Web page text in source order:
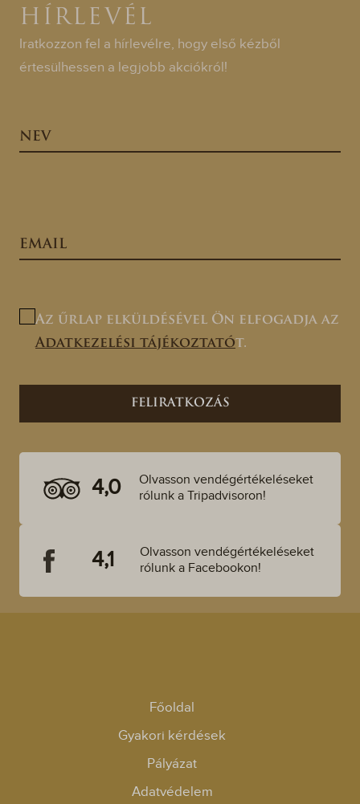
HÍRLEVÉL
Iratkozzon fel a hírlevélre, hogy első kézből
értesülhessen a legjobb akciókról!
Az űrlap elküldésével Ön elfogadja az
Adatkezelési tájékoztatót.
4,0
Olvasson vendégértékeléseket
rólunk a Tripadvisoron!
4,1
Olvasson vendégértékeléseket
rólunk a Facebookon!
Főoldal
Gyakori kérdések
Pályázat
Adatvédelem